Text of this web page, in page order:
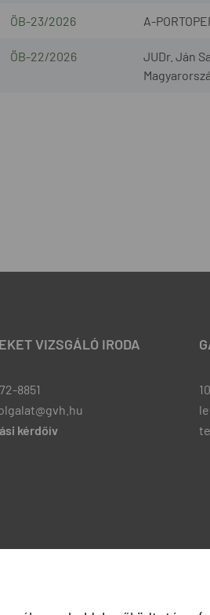
ÖB-23/2026 A-
ÖB-22/2026
JUDr. Ján
VIZSGÁLÓ IRODA
8851
kérdőív